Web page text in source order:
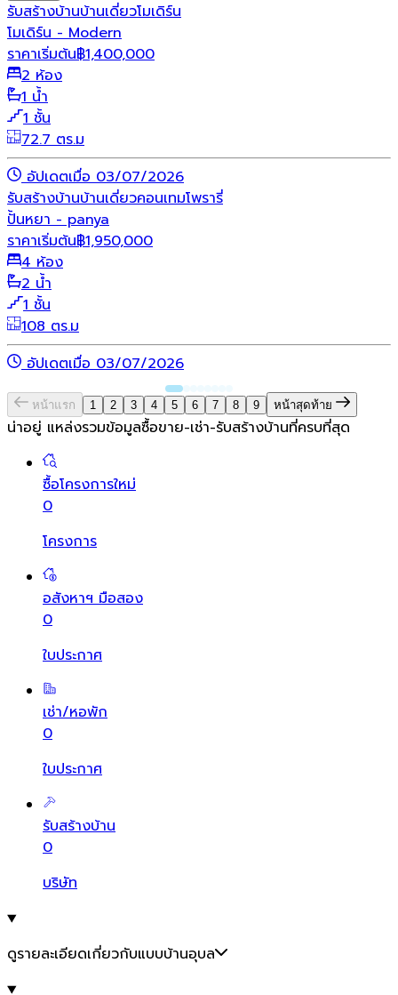
รับสร้างบ้านบ้านเดี่ยวโมเดิร์น
โมเดิร์น - Modern
ราคาเริ่มต้น฿1,400,000
2 ห้อง
1 น้ำ
1 ชั้น
72.7 ตร.ม
อัปเดตเมื่อ 03/07/2026
รับสร้างบ้านบ้านเดี่ยวคอนเทมโพรารี่
ปั้นหยา - panya
ราคาเริ่มต้น฿1,950,000
4 ห้อง
2 น้ำ
1 ชั้น
108 ตร.ม
อัปเดตเมื่อ 03/07/2026
หน้าแรก 1 2 3 4 5 6 7 8 9 หน้าสุดท้าย
น่าอยู่ แหล่งรวมข้อมูลซื้อขาย-เช่า-รับสร้างบ้านที่ครบที่สุด
ซื้อโครงการใหม่
0
โครงการ
อสังหาฯ มือสอง
0
ใบประกาศ
เช่า/หอพัก
0
ใบประกาศ
รับสร้างบ้าน
0
บริษัท
ดูรายละเอียดเกี่ยวกับแบบบ้านอุบล